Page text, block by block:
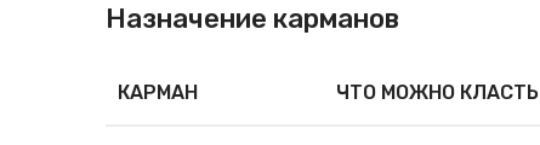
Назначение карманов
КАРМАН ЧТО МОЖНО КЛАСТЬ